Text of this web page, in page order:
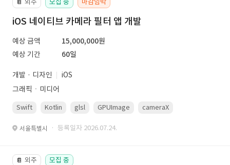
📔 외주 모집 중 마감임박
iOS 네이티브 카메라 필터 앱 개발
예상 금액
15,000,000원
예상 기간
60일
개발 · 디자인
iOS
그래픽ㆍ미디어
Swift Kotlin glsl GPUImage cameraX
서울특별시 · 등록일자 2026.07.24.
📔 외주 모집 중